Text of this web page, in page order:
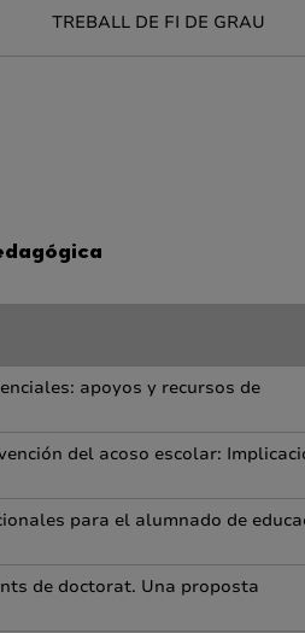
TREBALL DE FI DE GRAU
apoyos y recursos de
del acoso escolar:
para el alumnado de
de doctorat. Una proposta